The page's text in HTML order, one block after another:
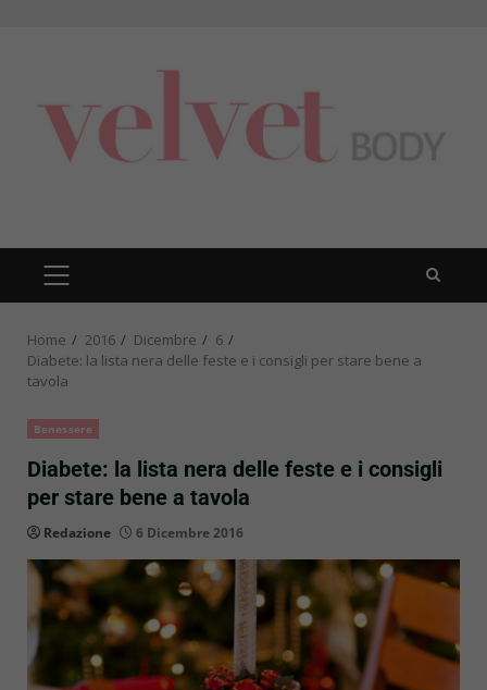
PRIMARY
MENU
Home 2016 Dicembre
6
Diabete: la lista nera delle feste e i consigli per stare bene a
tavola
Benessere
Diabete: la lista nera delle feste e i consigli
per stare bene a tavola
Redazione 6 Dicembre 2016